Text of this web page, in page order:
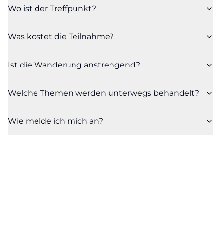
Wo ist der Treffpunkt?
Was kostet die Teilnahme?
Ist die Wanderung anstrengend?
Welche Themen werden unterwegs behandelt?
Wie melde ich mich an?